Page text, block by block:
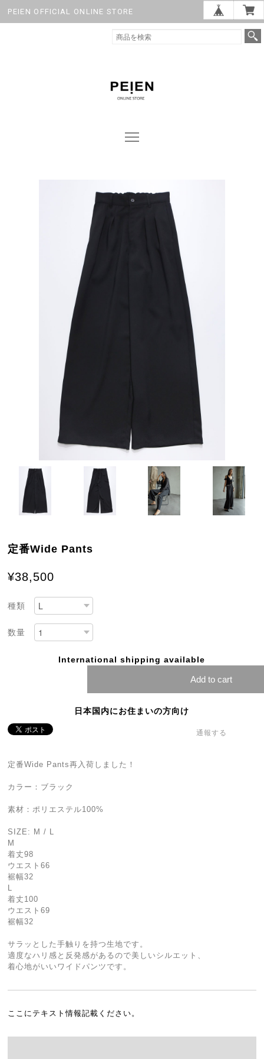
PEIEN OFFICIAL ONLINE STORE
定番Wide Pants
¥38,500
種類
数量
International shipping available
Add to cart
日本国内にお住まいの方向け
通報する
定番Wide Pants再入荷しました！
カラー：ブラック
素材：ポリエステル100%
SIZE: M / L
M
着丈98
ウエスト66
裾幅32
着丈100
ウエスト69
裾幅32
サラッとした手触りを持つ生地です。
適度なハリ感と反発感があるので美しいシルエット、
着心地がいいワイドパンツです。
ここにテキスト情報記載ください。